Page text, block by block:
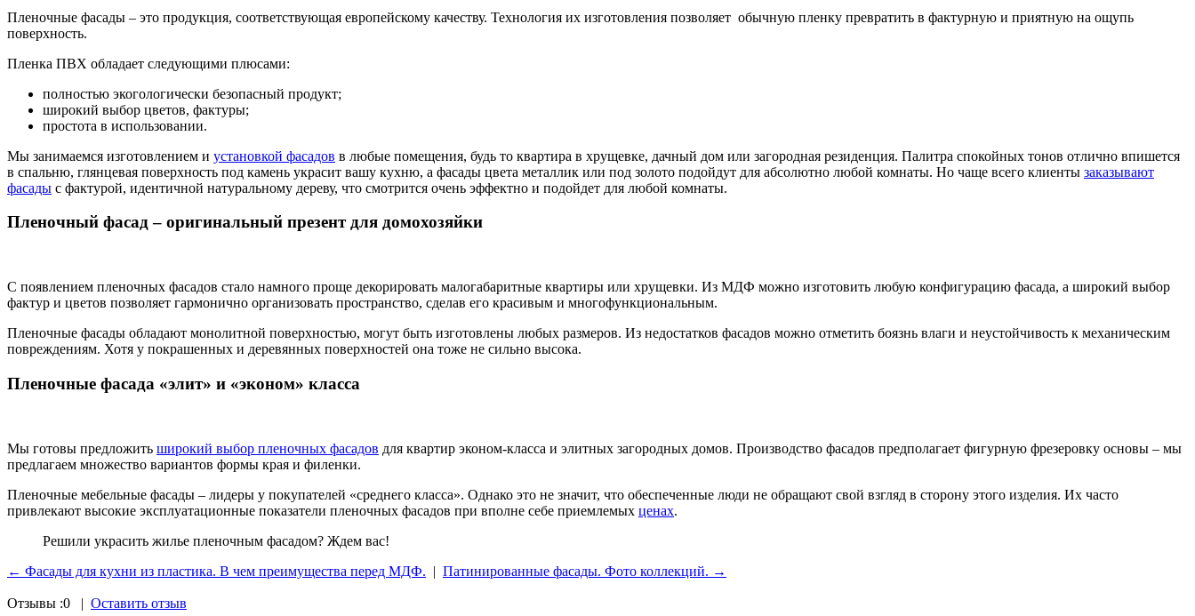
Пленочные фасады – это продукция, соответствующая европейскому качеству. Технология их изготовления позволяет обычную пленку превратить в фактурную и приятную на ощупь
поверхность.
Пленка ПВХ обладает следующими плюсами:
полностью экогологически безопасный продукт;
широкий выбор цветов, фактуры;
простота в использовании.
Мы занимаемся изготовлением и установкой фасадов в любые помещения, будь то квартира в хрущевке, дачный дом или загородная резиденция. Палитра спокойных тонов отлично впишется
в спальню, глянцевая поверхность под камень украсит вашу кухню, а фасады цвета металлик или под золото подойдут для абсолютно любой комнаты. Но чаще всего клиенты заказывают
фасады с фактурой, идентичной натуральному дереву, что смотрится очень эффектно и подойдет для любой комнаты.
Пленочный фасад – оригинальный презент для домохозяйки
С появлением пленочных фасадов стало намного проще декорировать малогабаритные квартиры или хрущевки. Из МДФ можно изготовить любую конфигурацию фасада, а широкий выбор
фактур и цветов позволяет гармонично организовать пространство, сделав его красивым и многофункциональным.
Пленочные фасады обладают монолитной поверхностью, могут быть изготовлены любых размеров. Из недостатков фасадов можно отметить боязнь влаги и неустойчивость к механическим
повреждениям. Хотя у покрашенных и деревянных поверхностей она тоже не сильно высока.
Пленочные фасада «элит» и «эконом» класса
Мы готовы предложить широкий выбор пленочных фасадов для квартир эконом-класса и элитных загородных домов. Производство фасадов предполагает фигурную фрезеровку основы – мы
предлагаем множество вариантов формы края и филенки.
Пленочные мебельные фасады – лидеры у покупателей «среднего класса». Однако это не значит, что обеспеченные люди не обращают свой взгляд в сторону этого изделия. Их часто
привлекают высокие эксплуатационные показатели пленочных фасадов при вполне себе приемлемых ценах.
Решили украсить жилье пленочным фасадом? Ждем вас!
← Фасады для кухни из пластика. В чем преимущества перед МДФ. | Патинированные фасады. Фото коллекций. →
Отзывы :0 | Оставить отзыв